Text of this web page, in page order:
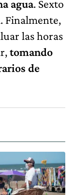
agua. Sexto
Finalmente,
las horas
tomando
de